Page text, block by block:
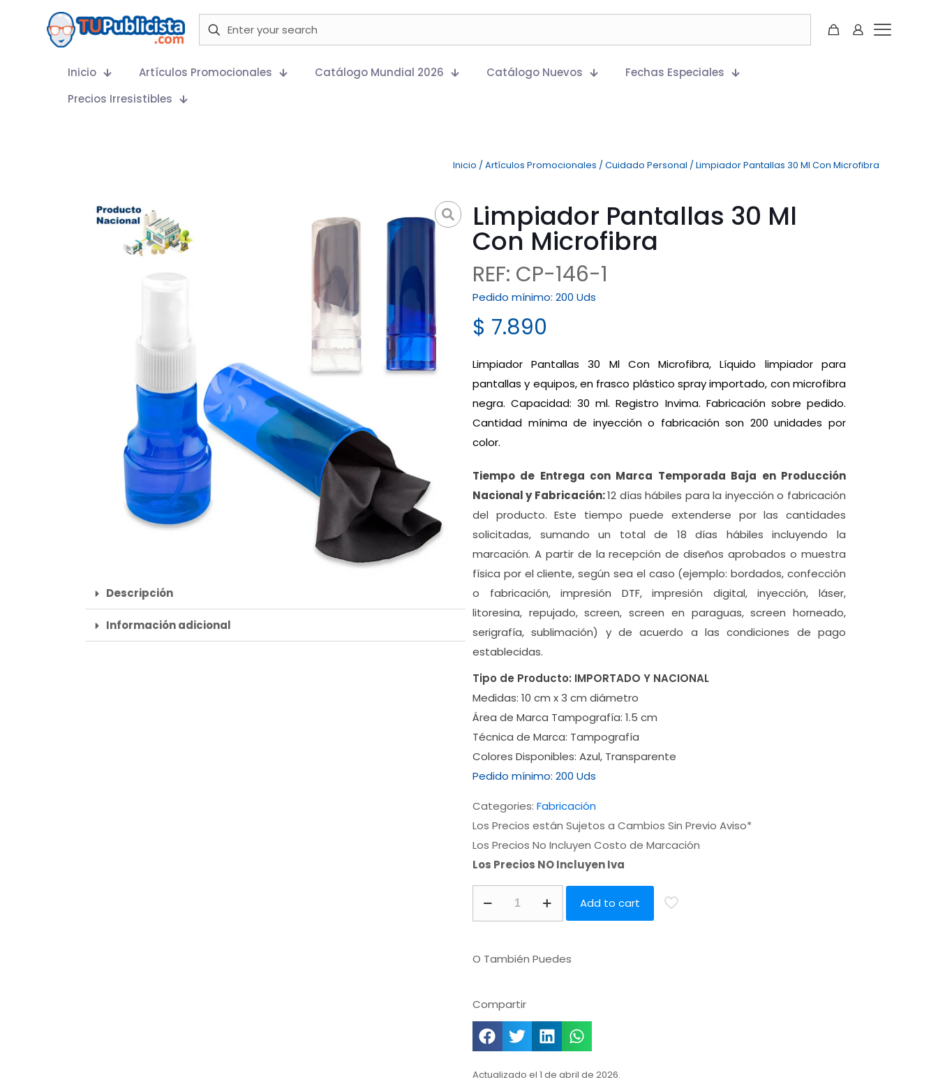
Inicio Artículos Promocionales Catálogo Mundial 2026 Catálogo Nuevos
Fechas Especiales
Precios Irresistibles
Inicio / Artículos Promocionales / Cuidado Personal / Limpiador Pantallas 30 Ml Con Microfibra
Descripción
Información adicional
Limpiador Pantallas 30 Ml
Con Microfibra
REF: CP-146-1
Pedido mínimo: 200 Uds
$ 7.890
Limpiador Pantallas 30 Ml Con Microfibra, Líquido limpiador para
pantallas y equipos, en frasco plástico spray importado, con microfibra
negra. Capacidad: 30 ml. Registro Invima. Fabricación sobre pedido.
Cantidad mínima de inyección o fabricación son 200 unidades por
color.
Tiempo de Entrega con Marca Temporada Baja en Producción
Nacional y Fabricación:12 días hábiles para la inyección o fabricación
del producto. Este tiempo puede extenderse por las cantidades
solicitadas, sumando un total de 18 días hábiles incluyendo la
marcación. A partir de la recepción de diseños aprobados o muestra
física por el cliente, según sea el caso (ejemplo: bordados, confección
o fabricación, impresión DTF, impresión digital, inyección, láser,
litoresina, repujado, screen, screen en paraguas, screen horneado,
serigrafía, sublimación) y de acuerdo a las condiciones de pago
establecidas.
Tipo de Producto: IMPORTADO Y NACIONAL
Medidas: 10 cm x 3 cm diámetro
Área de Marca Tampografía: 1.5 cm
Técnica de Marca: Tampografía
Colores Disponibles: Azul, Transparente
Pedido mínimo: 200 Uds
Categories: Fabricación
Los Precios están Sujetos a Cambios Sin Previo Aviso*
Los Precios No Incluyen Costo de Marcación
Los Precios NO Incluyen Iva
Add to cart
O También Puedes
Compartir
Actualizado el 1 de abril de 2026.